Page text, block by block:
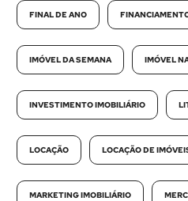
FINAL DE ANO
IMÓVEL DA SEMANA IMÓVEL
INVESTIMENTO IMOBILIÁRIO
LOCAÇÃO LOCAÇÃO DE
MARKETING IMOBILIÁRIO